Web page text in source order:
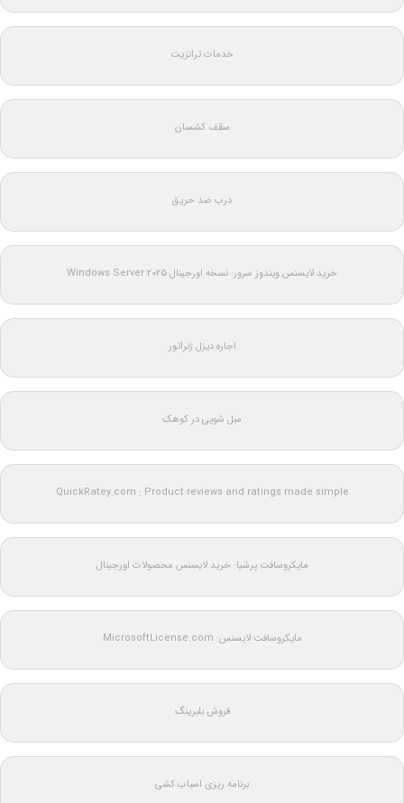
خدمات ترانزیت
سقف کشسان
درب ضد حریق
خرید لایسنس ویندوز سرور: نسخه اورجینال Windows Server 2025
اجاره دیزل ژنراتور
مبل شویی در کوهک
QuickRatey.com : Product reviews and ratings made simple
مایکروسافت پرشیا: خرید لایسنس محصولات اورجینال
مایکروسافت لایسنس: MicrosoftLicense.com
فروش بلبرینگ
برنامه ریزی اسباب کشی